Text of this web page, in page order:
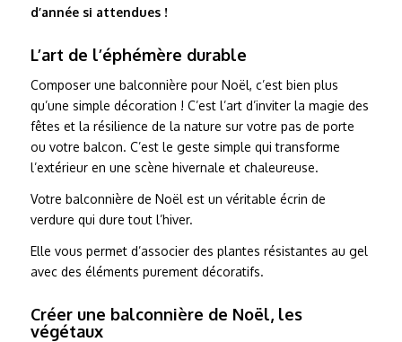
d’année si attendues !
L’art de l’éphémère durable
Composer une balconnière pour Noël, c’est bien plus
qu’une simple décoration ! C’est l’art d’inviter la magie des
fêtes et la résilience de la nature sur votre pas de porte
ou votre balcon. C’est le geste simple qui transforme
l’extérieur en une scène hivernale et chaleureuse.
Votre balconnière de Noël est un véritable écrin de
verdure qui dure tout l’hiver.
Elle vous permet d’associer des plantes résistantes au gel
avec des éléments purement décoratifs.
Créer une balconnière de Noël, les
végétaux